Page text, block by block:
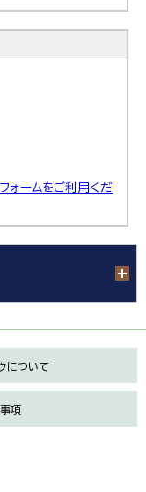
ォームをご利用くだ
について
項